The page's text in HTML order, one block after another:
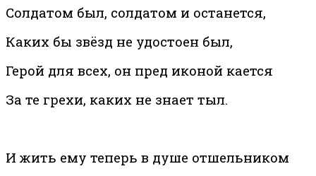
Солдатом был, солдатом и останется,
Каких бы звёзд не удостоен был,
Герой для всех, он пред иконой кается
За те грехи, каких не знает тыл.
И жить ему теперь в душе отшельником